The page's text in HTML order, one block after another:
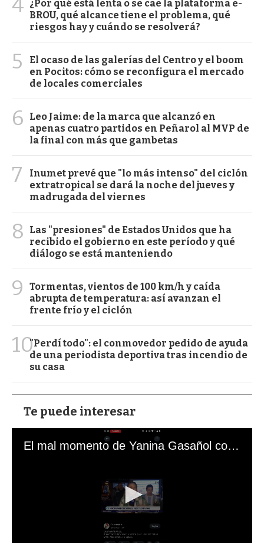
¿Por qué está lenta o se cae la plataforma e-
BROU, qué alcance tiene el problema, qué
riesgos hay y cuándo se resolverá?
5
El ocaso de las galerías del Centro y el boom
en Pocitos: cómo se reconfigura el mercado
de locales comerciales
6
Leo Jaime: de la marca que alcanzó en
apenas cuatro partidos en Peñarol al MVP de
la final con más que gambetas
7
Inumet prevé que "lo más intenso" del ciclón
extratropical se dará la noche del jueves y
madrugada del viernes
8
Las "presiones" de Estados Unidos que ha
recibido el gobierno en este período y qué
diálogo se está manteniendo
9
Tormentas, vientos de 100 km/h y caída
abrupta de temperatura: así avanzan el
frente frío y el ciclón
10"Perdí todo": el conmovedor pedido de ayuda
de una periodista deportiva tras incendio de
su casa
Te puede interesar
El mal momento de Yanina Gasañol con un hincha argentino en "Subrayado"